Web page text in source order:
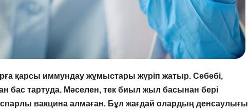
қарсы иммундау жұмыстары жүріп жатыр. Себебі,
бас тартуда. Мәселен, тек биыл жыл басынан бері
вакцина алмаған. Бұл жағдай олардың денсаулығы